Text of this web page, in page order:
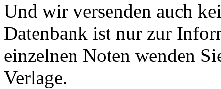
Und wir versenden auch
Datenbank ist nur zur
einzelnen Noten wenden
Verlage.